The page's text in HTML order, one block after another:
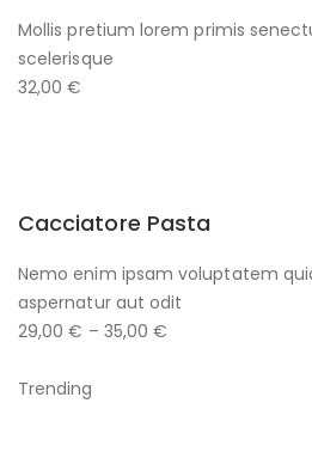
Mollis pretium lorem primis
scelerisque
32,00 €
Cacciatore Pasta
Nemo enim ipsam voluptatem
aspernatur aut odit
29,00 € – 35,00 €
Trending